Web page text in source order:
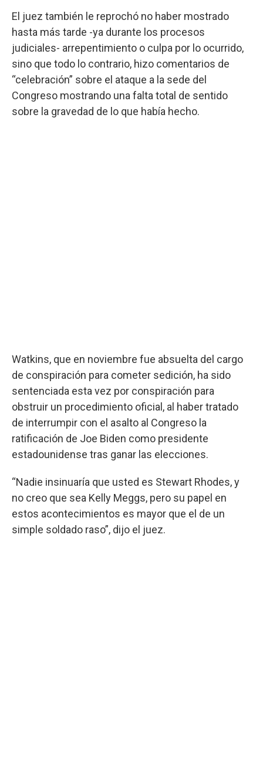
El juez también le reprochó no haber mostrado
hasta más tarde -ya durante los procesos
judiciales- arrepentimiento o culpa por lo ocurrido,
sino que todo lo contrario, hizo comentarios de
“celebración” sobre el ataque a la sede del
Congreso mostrando una falta total de sentido
sobre la gravedad de lo que había hecho.
Watkins, que en noviembre fue absuelta del cargo
de conspiración para cometer sedición, ha sido
sentenciada esta vez por conspiración para
obstruir un procedimiento oficial, al haber tratado
de interrumpir con el asalto al Congreso la
ratificación de Joe Biden como presidente
estadounidense tras ganar las elecciones.
“Nadie insinuaría que usted es Stewart Rhodes, y
no creo que sea Kelly Meggs, pero su papel en
estos acontecimientos es mayor que el de un
simple soldado raso”, dijo el juez.